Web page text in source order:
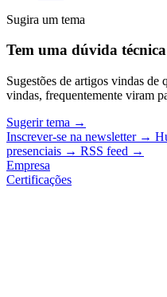
Sugira um tema
Tem uma dúvida
Sugestões de artigos vindas de
vindas, frequentemente viram
Sugerir tema →
Inscrever-se na newsletter →
presenciais → RSS feed →
Empresa
Certificações